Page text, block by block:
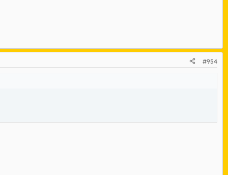
#954